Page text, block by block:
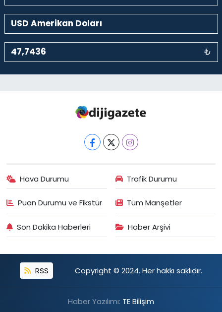
₺
Hava Durumu Trafik Durumu
Puan Durumu ve Fikstür Tüm Manşetler
Son Dakika Haberleri Haber Arşivi
RSS Copyright © 2024. Her hakkı saklıdır.
Haber Yazılımı: TE Bilişim